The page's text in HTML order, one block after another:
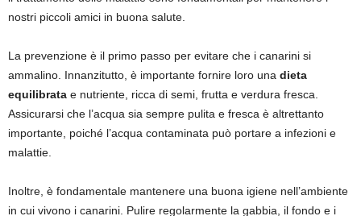
nostri piccoli amici in buona salute.
La prevenzione è il primo passo per evitare che i canarini si
ammalino. Innanzitutto, è importante fornire loro una dieta
equilibrata e nutriente, ricca di semi, frutta e verdura fresca.
Assicurarsi che l’acqua sia sempre pulita e fresca è altrettanto
importante, poiché l’acqua contaminata può portare a infezioni e
malattie.
Inoltre, è fondamentale mantenere una buona igiene nell’ambiente
in cui vivono i canarini. Pulire regolarmente la gabbia, il fondo e i